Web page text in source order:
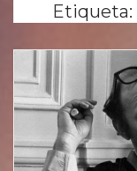
Etiqueta: